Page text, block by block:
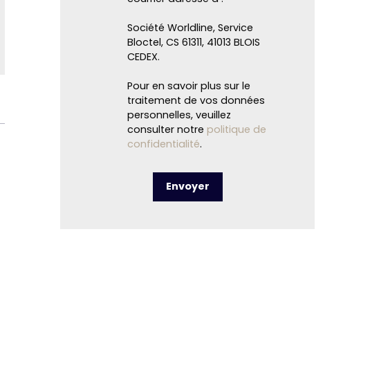
Société Worldline, Service
Bloctel, CS 61311, 41013 BLOIS
CEDEX.
Pour en savoir plus sur le
traitement de vos données
personnelles, veuillez
consulter notre politique de
confidentialité.
Envoyer